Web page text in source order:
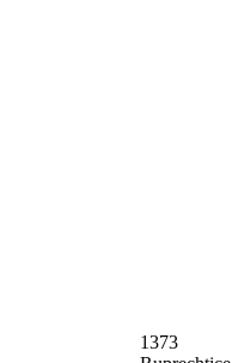
1373